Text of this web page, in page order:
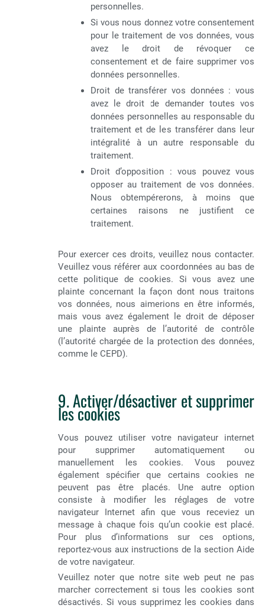
personnelles.
Si vous nous donnez votre consentement
pour le traitement de vos données, vous
avez le droit de révoquer ce
consentement et de faire supprimer vos
données personnelles.
Droit de transférer vos données : vous
avez le droit de demander toutes vos
données personnelles au responsable du
traitement et de les transférer dans leur
intégralité à un autre responsable du
traitement.
Droit d’opposition : vous pouvez vous
opposer au traitement de vos données.
Nous obtempérerons, à moins que
certaines raisons ne justifient ce
traitement.
Pour exercer ces droits, veuillez nous contacter.
Veuillez vous référer aux coordonnées au bas de
cette politique de cookies. Si vous avez une
plainte concernant la façon dont nous traitons
vos données, nous aimerions en être informés,
mais vous avez également le droit de déposer
une plainte auprès de l’autorité de contrôle
(l’autorité chargée de la protection des données,
comme le CEPD).
9. Activer/désactiver et supprimer
les cookies
Vous pouvez utiliser votre navigateur internet
pour supprimer automatiquement ou
manuellement les cookies. Vous pouvez
également spécifier que certains cookies ne
peuvent pas être placés. Une autre option
consiste à modifier les réglages de votre
navigateur Internet afin que vous receviez un
message à chaque fois qu’un cookie est placé.
Pour plus d’informations sur ces options,
reportez-vous aux instructions de la section Aide
de votre navigateur.
Veuillez noter que notre site web peut ne pas
marcher correctement si tous les cookies sont
désactivés. Si vous supprimez les cookies dans